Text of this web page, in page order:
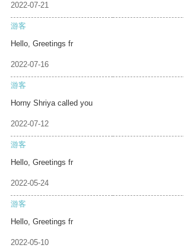
2022-07-21
游客
Hello, Greetings fr
2022-07-16
游客
Horny Shriya called you
2022-07-12
游客
Hello, Greetings fr
2022-05-24
游客
Hello, Greetings fr
2022-05-10